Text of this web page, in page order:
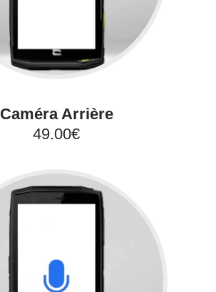
Caméra Arrière
49.00€